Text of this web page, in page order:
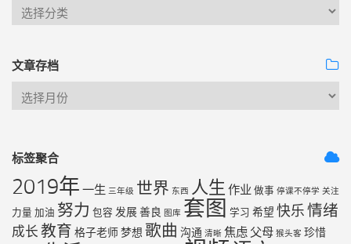
文章存档
标签聚合
2019年 一生 三年级 世界 东西 人生 作业 做事 停课不停学 关注
力量 加油 努力 包容 发展善良 图库 套图 学习 希望 快乐情绪
成长 教育 格子老师梦想 歌曲 沟通 清晰 焦虑 父母 猴头客 珍惜